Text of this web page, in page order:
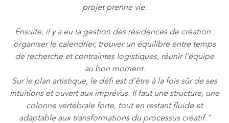
projet prenne vie.
Ensuite, il y a eu la gestion des résidences de création :
organiser le calendrier, trouver un équilibre entre temps
de recherche et contraintes logistiques, réunir l’équipe
au bon moment.
Sur le plan artistique, le défi est d’être à la fois sûr de ses
intuitions et ouvert aux imprévus. Il faut une structure, une
colonne vertébrale forte, tout en restant fluide et
adaptable aux transformations du processus créatif.”